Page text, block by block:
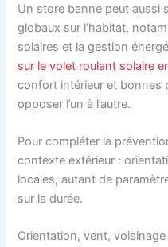
Un store banne peut aussi
globaux sur l’habitat,
solaires et la gestion
sur le volet roulant solaire
confort intérieur et bonnes
opposer l’un à l’autre.
Pour compléter la
contexte extérieur :
locales, autant de
sur la durée.
Orientation, vent,